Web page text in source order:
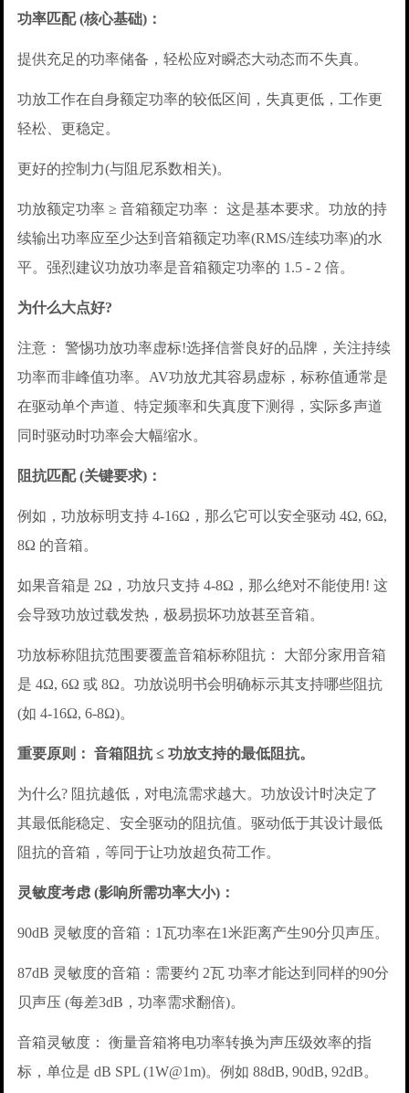
功率匹配 (核心基础)：
提供充足的功率储备，轻松应对瞬态大动态而不失真。
功放工作在自身额定功率的较低区间，失真更低，工作更
轻松、更稳定。
更好的控制力(与阻尼系数相关)。
功放额定功率 ≥ 音箱额定功率： 这是基本要求。功放的持
续输出功率应至少达到音箱额定功率(RMS/连续功率)的水
平。强烈建议功放功率是音箱额定功率的 1.5 - 2 倍。
为什么大点好?
注意： 警惕功放功率虚标!选择信誉良好的品牌，关注持续
功率而非峰值功率。AV功放尤其容易虚标，标称值通常是
在驱动单个声道、特定频率和失真度下测得，实际多声道
同时驱动时功率会大幅缩水。
阻抗匹配 (关键要求)：
例如，功放标明支持 4-16Ω，那么它可以安全驱动 4Ω, 6Ω,
8Ω 的音箱。
如果音箱是 2Ω，功放只支持 4-8Ω，那么绝对不能使用! 这
会导致功放过载发热，极易损坏功放甚至音箱。
功放标称阻抗范围要覆盖音箱标称阻抗： 大部分家用音箱
是 4Ω, 6Ω 或 8Ω。功放说明书会明确标示其支持哪些阻抗
(如 4-16Ω, 6-8Ω)。
重要原则： 音箱阻抗 ≤ 功放支持的最低阻抗。
为什么? 阻抗越低，对电流需求越大。功放设计时决定了
其最低能稳定、安全驱动的阻抗值。驱动低于其设计最低
阻抗的音箱，等同于让功放超负荷工作。
灵敏度考虑 (影响所需功率大小)：
90dB 灵敏度的音箱：1瓦功率在1米距离产生90分贝声压。
87dB 灵敏度的音箱：需要约 2瓦 功率才能达到同样的90分
贝声压 (每差3dB，功率需求翻倍)。
音箱灵敏度： 衡量音箱将电功率转换为声压级效率的指
标，单位是 dB SPL (1W@1m)。例如 88dB, 90dB, 92dB。